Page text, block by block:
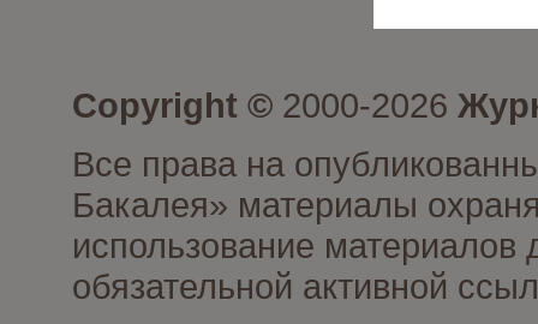
Copyright © 2000-2026
Все права на
Бакалея» материалы
использование материалов
обязательной активной